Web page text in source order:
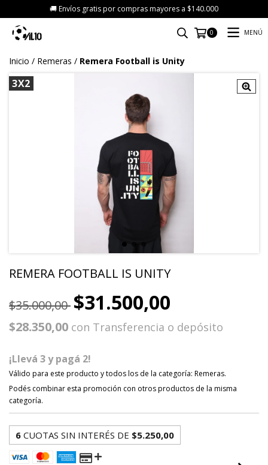
🚚 Envíos gratis por compras mayores a $140.000
0 MENÚ
Inicio / Remeras / Remera Football is Unity
3X2
REMERA FOOTBALL IS UNITY
$35.000,00 $31.500,00
$28.350,00 con Transferencia o depósito
¡Llevá 3 y pagá 2!
Válido para este producto y todos los de la categoría: Remeras.
Podés combinar esta promoción con otros productos de la misma
categoría.
6 CUOTAS SIN INTERÉS DE $5.250,00